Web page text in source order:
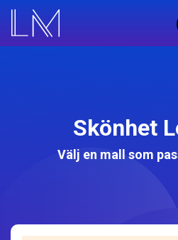
Skönhet
Välj en mall som